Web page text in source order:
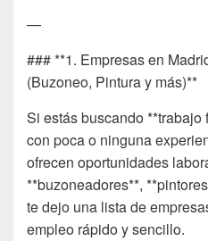
—
### **1. Empresas en
(Buzoneo, Pintura y más)**
Si estás buscando
con poca o ninguna
ofrecen oportunidades
**buzoneadores**,
te dejo una lista de
empleo rápido y sencillo.